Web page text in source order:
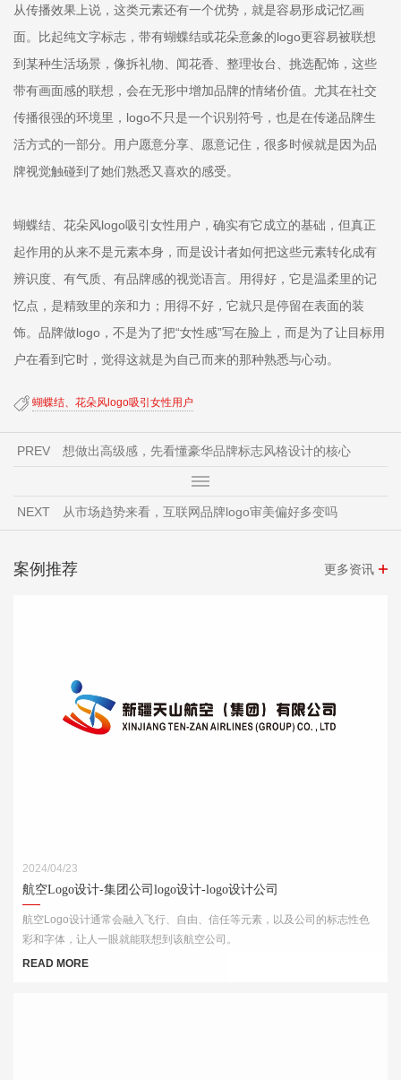
从传播效果上说，这类元素还有一个优势，就是容易形成记忆画
面。比起纯文字标志，带有蝴蝶结或花朵意象的logo更容易被联想
到某种生活场景，像拆礼物、闻花香、整理妆台、挑选配饰，这些
带有画面感的联想，会在无形中增加品牌的情绪价值。尤其在社交
传播很强的环境里，logo不只是一个识别符号，也是在传递品牌生
活方式的一部分。用户愿意分享、愿意记住，很多时候就是因为品
牌视觉触碰到了她们熟悉又喜欢的感受。
蝴蝶结、花朵风logo吸引女性用户，确实有它成立的基础，但真正
起作用的从来不是元素本身，而是设计者如何把这些元素转化成有
辨识度、有气质、有品牌感的视觉语言。用得好，它是温柔里的记
忆点，是精致里的亲和力；用得不好，它就只是停留在表面的装
饰。品牌做logo，不是为了把“女性感”写在脸上，而是为了让目标用
户在看到它时，觉得这就是为自己而来的那种熟悉与心动。
蝴蝶结、花朵风logo吸引女性用户
PREV 想做出高级感，先看懂豪华品牌标志风格设计的核心
NEXT 从市场趋势来看，互联网品牌logo审美偏好多变吗
案例推荐 更多资讯
2024/04/23
航空Logo设计-集团公司logo设计-logo设计公司
航空Logo设计通常会融入飞行、自由、信任等元素，以及公司的标志性色
彩和字体，让人一眼就能联想到该航空公司。
READ MORE